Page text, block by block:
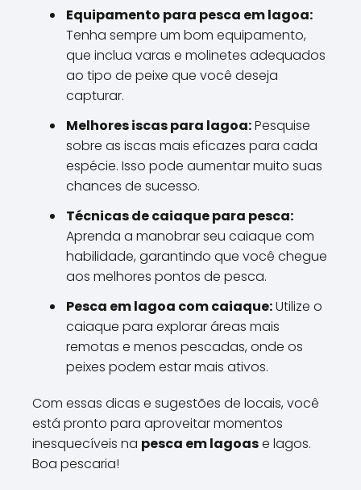
Equipamento para pesca em lagoa:
Tenha sempre um bom equipamento,
que inclua varas e molinetes adequados
ao tipo de peixe que você deseja
capturar.
Melhores iscas para lagoa:Pesquise
sobre as iscas mais eficazes para cada
espécie. Isso pode aumentar muito suas
chances de sucesso.
Técnicas de caiaque para pesca:
Aprenda a manobrar seu caiaque com
habilidade, garantindo que você chegue
aos melhores pontos de pesca.
Pesca em lagoa com caiaque:Utilize o
caiaque para explorar áreas mais
remotas e menos pescadas, onde os
peixes podem estar mais ativos.
Com essas dicas e sugestões de locais, você
está pronto para aproveitar momentos
inesquecíveis na pesca em lagoase lagos.
Boa pescaria!